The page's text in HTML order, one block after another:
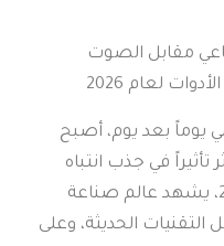
مقابل الصوت
2026
بعد يوم، أصبح
في جذب انتباه
مع دخولنا عام 2026، يشهد عالم صناعة
الحديثة، وعلى